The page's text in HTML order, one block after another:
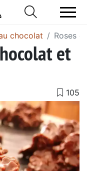
chocolat Roses
et